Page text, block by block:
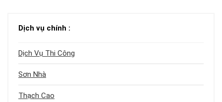
Dịch vụ chính :
Dịch Vụ Thi Công
Sơn Nhà
Thạch Cao